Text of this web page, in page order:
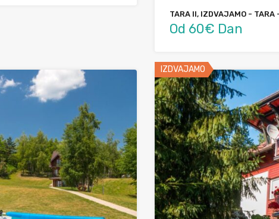
TARA II, IZDVAJAMO - TARA
Od 60€ Dan
IZDVAJAMO